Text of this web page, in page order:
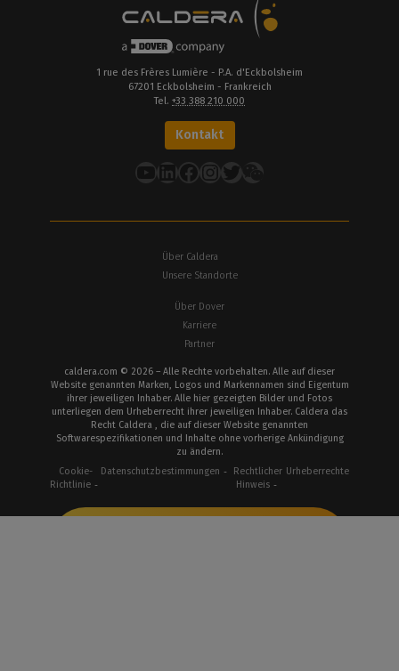
1 rue des Frères Lumière - P.A. d'Eckbolsheim
67201 Eckbolsheim - Frankreich
Tel. +33 388 210 000
Kontakt
YouTube
LinkedIn
Facebook
Instagram
Twitter
Über Caldera
Unsere Standorte
Über Dover
Karriere
Partner
caldera.com © 2026 – Alle Rechte vorbehalten. Alle auf dieser
Website genannten Marken, Logos und Markennamen sind Eigentum
ihrer jeweiligen Inhaber. Alle hier gezeigten Bilder und Fotos
unterliegen dem Urheberrecht ihrer jeweiligen Inhaber. Caldera das
Recht Caldera , die auf dieser Website genannten
Softwarespezifikationen und Inhalte ohne vorherige Ankündigung
zu ändern.
Cookie-
Richtlinie
Datenschutzbestimmungen
Rechtlicher
Hinweis
Urheberrechte